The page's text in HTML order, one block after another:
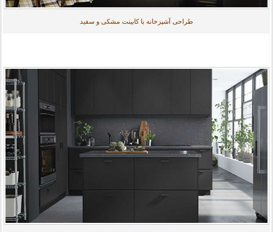
طراحی آشپزخانه با کابینت مشکی و سفید